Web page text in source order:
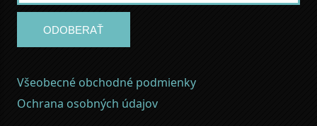
ODOBERAŤ
Všeobecné obchodné podmienky
Ochrana osobných údajov